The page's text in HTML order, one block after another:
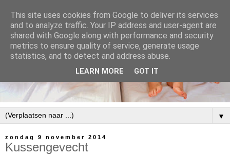
▼
zondag 9 november 2014
Kussengevecht
This site uses cookies from Google to deliver its services
and to analyze traffic. Your IP address and user-agent are
shared with Google along with performance and security
metrics to ensure quality of service, generate usage
statistics, and to detect and address abuse.
LEARN MORE GOT IT